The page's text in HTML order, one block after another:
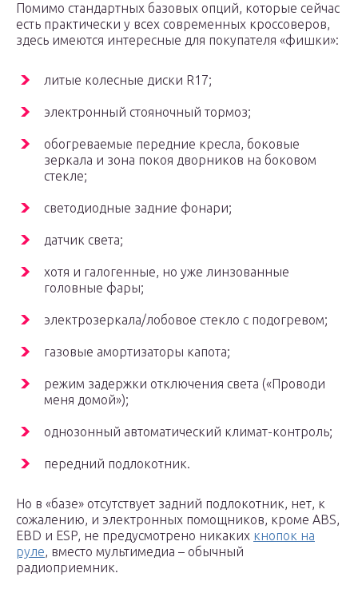
Помимо стандартных базовых опций, которые сейчас
есть практически у всех современных кроссоверов,
здесь имеются интересные для покупателя «фишки»:
литые колесные диски R17;
электронный стояночный тормоз;
обогреваемые передние кресла, боковые
зеркала и зона покоя дворников на боковом
стекле;
светодиодные задние фонари;
датчик света;
хотя и галогенные, но уже линзованные
головные фары;
электрозеркала/лобовое стекло с подогревом;
газовые амортизаторы капота;
режим задержки отключения света («Проводи
меня домой»);
однозонный автоматический климат-контроль;
передний подлокотник.
Но в «базе» отсутствует задний подлокотник, нет, к
сожалению, и электронных помощников, кроме ABS,
EBD и ESP, не предусмотрено никаких кнопок на
руле, вместо мультимедиа – обычный
радиоприемник.